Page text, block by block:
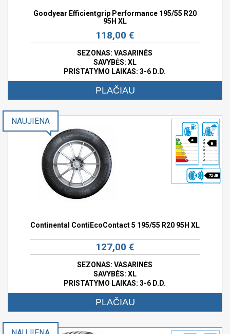
Goodyear Efficientgrip Performance 195/55 R20
95H XL
118,00 €
SEZONAS: VASARINĖS
SAVYBĖS: XL
PRISTATYMO LAIKAS: 3-6 D.D.
PLAČIAU
A
B
72 dB
NAUJIENA
Continental ContiEcoContact 5 195/55 R20 95H XL
127,00 €
SEZONAS: VASARINĖS
SAVYBĖS: XL
PRISTATYMO LAIKAS: 3-6 D.D.
PLAČIAU